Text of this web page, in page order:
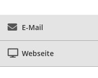
E-Mail
Webseite